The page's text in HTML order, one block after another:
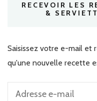
RECEVOIR LES
&
Saisissez votre e-mail et
qu'une nouvelle recette
Adresse